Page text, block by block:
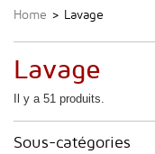
Home > Lavage
Lavage
Il y a 51 produits.
Sous-catégories